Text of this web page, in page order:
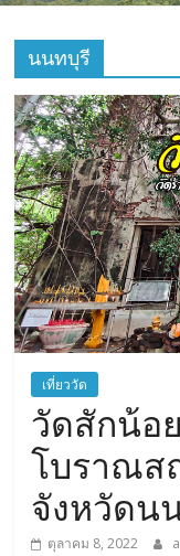
เที่ยว
ที่
กิน
ที่พัก
มากมาย
เว็บ
ท่อง
เที่ยว
รีวิว
การ
เดิน
ทาง
สถาน
ท่อง
เที่ยว
นนทบุรี
เที่ยววัด
วัดสักน้อ
โบราณส
จังหวัดน
ตุลาคม 8, 2022